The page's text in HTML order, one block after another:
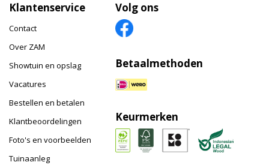
Klantenservice
Contact
Over ZAM
Showtuin en opslag
Vacatures
Bestellen en betalen
Klantbeoordelingen
Foto's en voorbeelden
Tuinaanleg
Volg ons
Betaalmethoden
Keurmerken